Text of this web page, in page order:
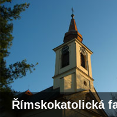
Římskokatolická